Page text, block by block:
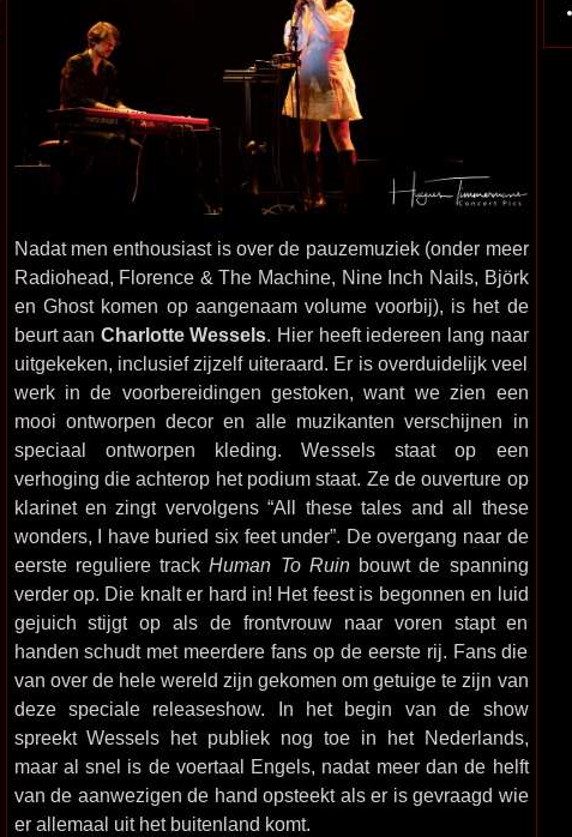
Nadat men enthousiast is over de pauzemuziek (onder meer
Radiohead, Florence & The Machine, Nine Inch Nails, Björk
en Ghost komen op aangenaam volume voorbij), is het de
beurt aan Charlotte Wessels. Hier heeft iedereen lang naar
uitgekeken, inclusief zijzelf uiteraard. Er is overduidelijk veel
werk in de voorbereidingen gestoken, want we zien een
mooi ontworpen decor en alle muzikanten verschijnen in
speciaal ontworpen kleding. Wessels staat op een
verhoging die achterop het podium staat. Ze de ouverture op
klarinet en zingt vervolgens “All these tales and all these
wonders, I have buried six feet under”. De overgang naar de
eerste reguliere trackHuman To Ruinbouwt de spanning
verder op. Die knalt er hard in! Het feest is begonnen en luid
gejuich stijgt op als de frontvrouw naar voren stapt en
handen schudt met meerdere fans op de eerste rij. Fans die
van over de hele wereld zijn gekomen om getuige te zijn van
deze speciale releaseshow. In het begin van de show
spreekt Wessels het publiek nog toe in het Nederlands,
maar al snel is de voertaal Engels, nadat meer dan de helft
van de aanwezigen de hand opsteekt als er is gevraagd wie
er allemaal uit het buitenland komt.